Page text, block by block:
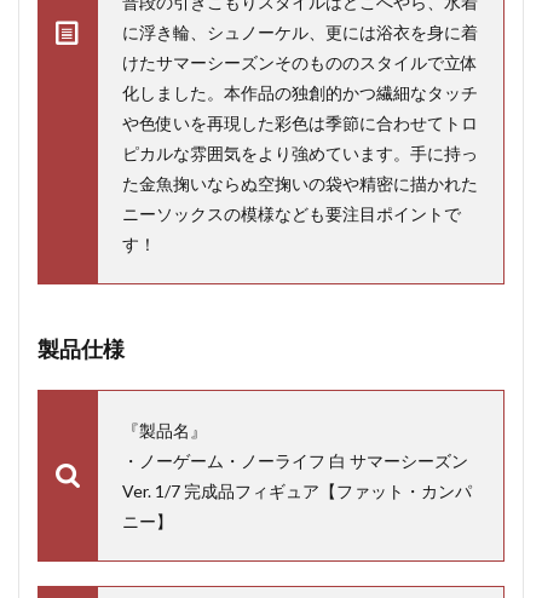
に浮き輪、シュノーケル、更には浴衣を身に着
けたサマーシーズンそのもののスタイルで立体
化しました。本作品の独創的かつ繊細なタッチ
や色使いを再現した彩色は季節に合わせてトロ
ピカルな雰囲気をより強めています。手に持っ
た金魚掬いならぬ空掬いの袋や精密に描かれた
ニーソックスの模様なども要注目ポイントで
す！
製品仕様
『製品名』
・ノーゲーム・ノーライフ 白 サマーシーズン
Ver. 1/7 完成品フィギュア【ファット・カンパ
ニー】